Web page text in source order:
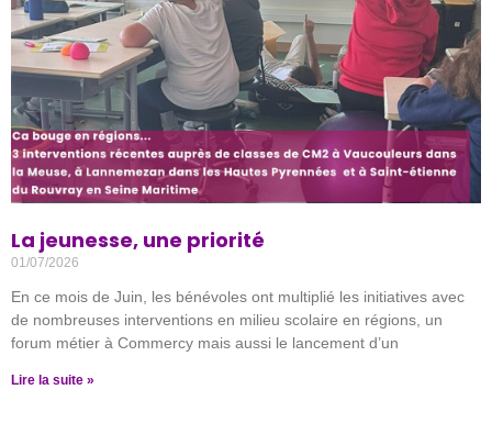
La jeunesse, une priorité
01/07/2026
En ce mois de Juin, les bénévoles ont multiplié les initiatives avec
de nombreuses interventions en milieu scolaire en régions, un
forum métier à Commercy mais aussi le lancement d’un
Lire la suite »